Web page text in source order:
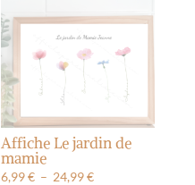
Affiche Le jardin de
mamie
6,99€ – 24,99€Plage